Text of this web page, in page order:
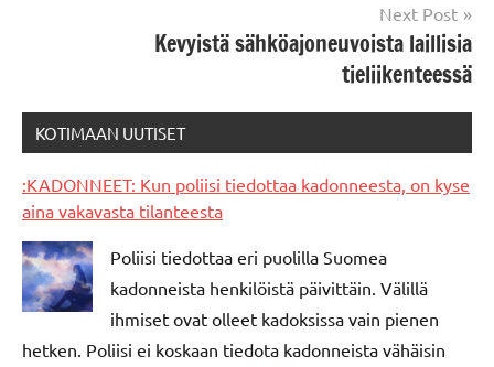
Next Post
Kevyistä sähköajoneuvoista laillisia
tieliikenteessä
KOTIMAAN UUTISET
:KADONNEET: Kun poliisi tiedottaa kadonneesta, on kyse
aina vakavasta tilanteesta
Poliisi tiedottaa eri puolilla Suomea
kadonneista henkilöistä päivittäin. Välillä
ihmiset ovat olleet kadoksissa vain pienen
hetken. Poliisi ei koskaan tiedota kadonneista vähäisin